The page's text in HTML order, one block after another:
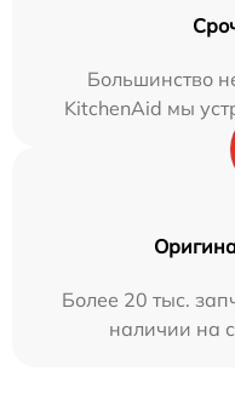
Большинство
KitchenAid мы
Более 20 тыс.
наличии на